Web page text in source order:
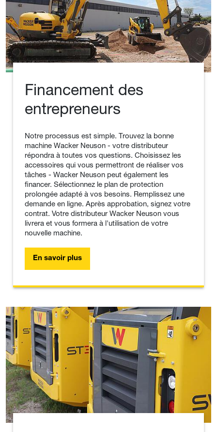
Financement des
entrepreneurs
Notre processus est simple. Trouvez la bonne
machine Wacker Neuson - votre distributeur
répondra à toutes vos questions. Choisissez les
accessoires qui vous permettront de réaliser vos
tâches - Wacker Neuson peut également les
financer. Sélectionnez le plan de protection
prolongée adapté à vos besoins. Remplissez une
demande en ligne. Après approbation, signez votre
contrat. Votre distributeur Wacker Neuson vous
livrera et vous formera à l'utilisation de votre
nouvelle machine.
En savoir plus